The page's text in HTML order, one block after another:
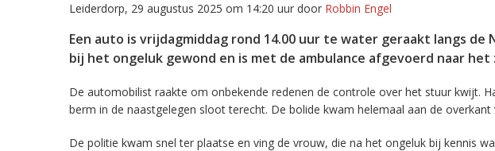
Leiderdorp, 29 augustus 2025 om 14:20 uur door Robbin Engel
Een auto is vrijdagmiddag rond 14.00 uur te water geraakt langs
bij het ongeluk gewond en is met de ambulance afgevoerd naar het
De automobilist raakte om onbekende redenen de controle over het stuur kwijt.
berm in de naastgelegen sloot terecht. De bolide kwam helemaal aan de
De politie kwam snel ter plaatse en ving de vrouw, die na het ongeluk bij kennis